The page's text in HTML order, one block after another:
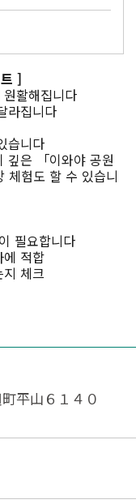
]
활해집니다
라집니다
습니다
깊은 「이와야 공원
체험도 할 수 있습니
필요합니다
에 적합
체크
平山６１４０